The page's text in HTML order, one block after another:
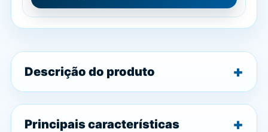
Descrição do produto
Principais características